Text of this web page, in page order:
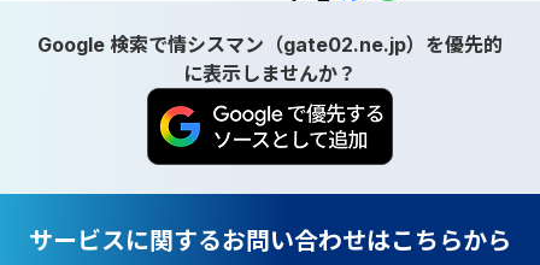
Google 検索で情シスマン（gate02.ne.jp）を優先的
に表示しませんか？
サービスに関するお問い合わせはこちらから